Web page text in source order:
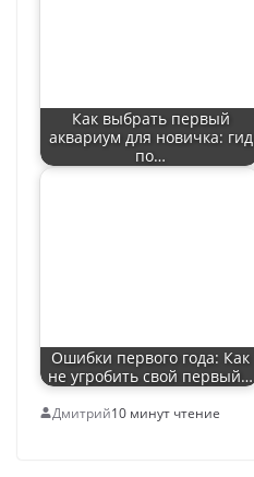
Как выбрать первый
аквариум для новичка: гид
по…
Ошибки первого года: Как
не угробить свой первый…
Дмитрий10 минут чтение